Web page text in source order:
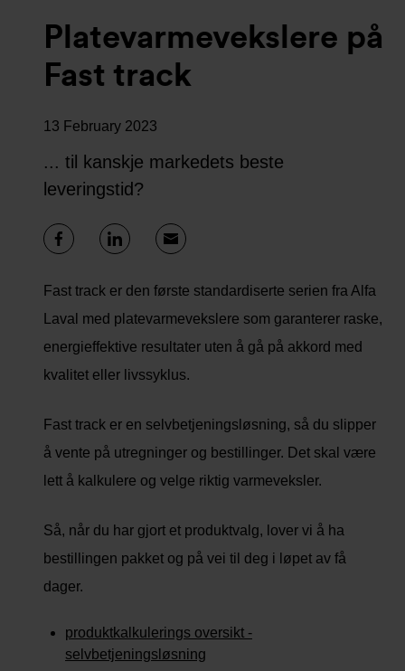
Platevarmevekslere på
Fast track
13 February 2023
... til kanskje markedets beste
leveringstid?
Fast track er den første standardiserte serien fra Alfa
Laval med platevarmevekslere som garanterer raske,
energieffektive resultater uten å gå på akkord med
kvalitet eller livssyklus.
Fast track er en selvbetjeningsløsning, så du slipper
å vente på utregninger og bestillinger. Det skal være
lett å kalkulere og velge riktig varmeveksler.
Så, når du har gjort et produktvalg, lover vi å ha
bestillingen pakket og på vei til deg i løpet av få
dager.
produktkalkulerings oversikt -
selvbetjeningsløsning